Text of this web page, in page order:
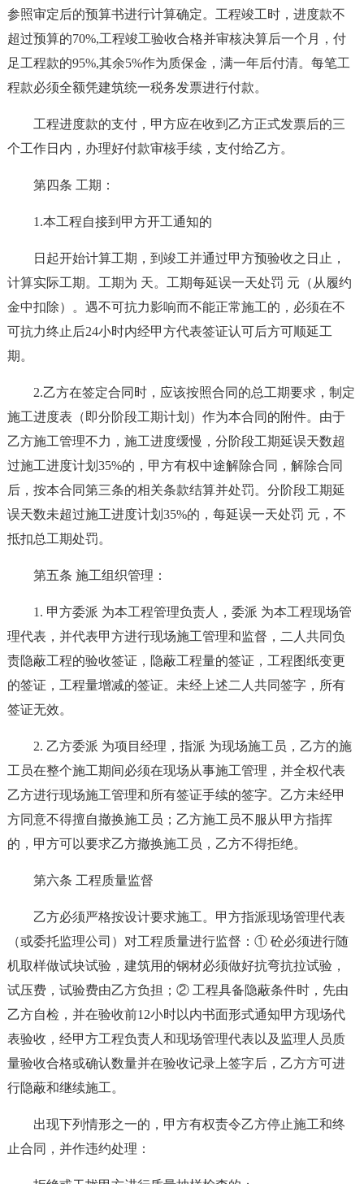
参照审定后的预算书进行计算确定。工程竣工时，进度款不
超过预算的70%,工程竣工验收合格并审核决算后一个月，付
足工程款的95%,其余5%作为质保金，满一年后付清。每笔工
程款必须全额凭建筑统一税务发票进行付款。
工程进度款的支付，甲方应在收到乙方正式发票后的三
个工作日内，办理好付款审核手续，支付给乙方。
第四条 工期：
1.本工程自接到甲方开工通知的
日起开始计算工期，到竣工并通过甲方预验收之日止，
计算实际工期。工期为 天。工期每延误一天处罚 元（从履约
金中扣除）。遇不可抗力影响而不能正常施工的，必须在不
可抗力终止后24小时内经甲方代表签证认可后方可顺延工
期。
2.乙方在签定合同时，应该按照合同的总工期要求，制定
施工进度表（即分阶段工期计划）作为本合同的附件。由于
乙方施工管理不力，施工进度缓慢，分阶段工期延误天数超
过施工进度计划35%的，甲方有权中途解除合同，解除合同
后，按本合同第三条的相关条款结算并处罚。分阶段工期延
误天数未超过施工进度计划35%的，每延误一天处罚 元，不
抵扣总工期处罚。
第五条 施工组织管理：
1. 甲方委派 为本工程管理负责人，委派 为本工程现场管
理代表，并代表甲方进行现场施工管理和监督，二人共同负
责隐蔽工程的验收签证，隐蔽工程量的签证，工程图纸变更
的签证，工程量增减的签证。未经上述二人共同签字，所有
签证无效。
2. 乙方委派 为项目经理，指派 为现场施工员，乙方的施
工员在整个施工期间必须在现场从事施工管理，并全权代表
乙方进行现场施工管理和所有签证手续的签字。乙方未经甲
方同意不得擅自撤换施工员；乙方施工员不服从甲方指挥
的，甲方可以要求乙方撤换施工员，乙方不得拒绝。
第六条 工程质量监督
乙方必须严格按设计要求施工。甲方指派现场管理代表
（或委托监理公司）对工程质量进行监督：① 砼必须进行随
机取样做试块试验，建筑用的钢材必须做好抗弯抗拉试验，
试压费，试验费由乙方负担；② 工程具备隐蔽条件时，先由
乙方自检，并在验收前12小时以内书面形式通知甲方现场代
表验收，经甲方工程负责人和现场管理代表以及监理人员质
量验收合格或确认数量并在验收记录上签字后，乙方方可进
行隐蔽和继续施工。
出现下列情形之一的，甲方有权责令乙方停止施工和终
止合同，并作违约处理：